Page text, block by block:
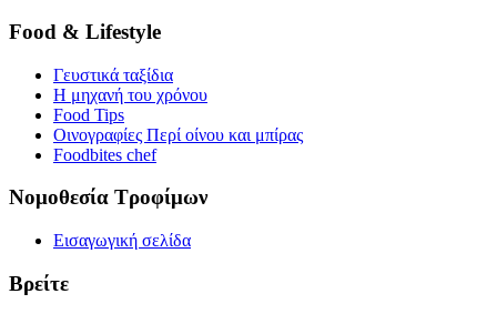
Food & Lifestyle
Γευστικά ταξίδια
Η μηχανή του χρόνου
Food Tips
Οινογραφίες Περί οίνου και μπίρας
Foodbites chef
Νομοθεσία Τροφίμων
Εισαγωγική σελίδα
Βρείτε